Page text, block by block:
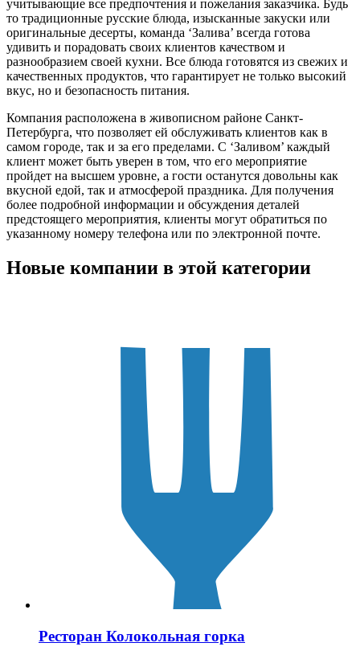
учитывающие все предпочтения и пожелания заказчика. Будь
то традиционные русские блюда, изысканные закуски или
оригинальные десерты, команда ‘Залива’ всегда готова
удивить и порадовать своих клиентов качеством и
разнообразием своей кухни. Все блюда готовятся из свежих и
качественных продуктов, что гарантирует не только высокий
вкус, но и безопасность питания.
Компания расположена в живописном районе Санкт-
Петербурга, что позволяет ей обслуживать клиентов как в
самом городе, так и за его пределами. С ‘Заливом’ каждый
клиент может быть уверен в том, что его мероприятие
пройдет на высшем уровне, а гости останутся довольны как
вкусной едой, так и атмосферой праздника. Для получения
более подробной информации и обсуждения деталей
предстоящего мероприятия, клиенты могут обратиться по
указанному номеру телефона или по электронной почте.
Новые компании в этой категории
Ресторан Колокольная горка